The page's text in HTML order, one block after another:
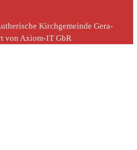
Kirchgemeinde Gera-
von Axiom-IT GbR